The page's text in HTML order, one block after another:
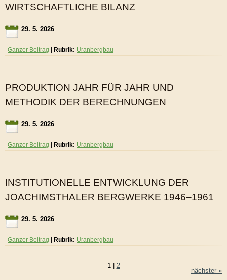
WIRTSCHAFTLICHE BILANZ
29. 5. 2026
Ganzer Beitrag Rubrik: Uranbergbau
PRODUKTION JAHR FÜR JAHR UND
METHODIK DER BERECHNUNGEN
29. 5. 2026
Ganzer Beitrag Rubrik: Uranbergbau
INSTITUTIONELLE ENTWICKLUNG DER
JOACHIMSTHALER BERGWERKE 1946–1961
29. 5. 2026
Ganzer Beitrag Rubrik: Uranbergbau
1 2
nächster »